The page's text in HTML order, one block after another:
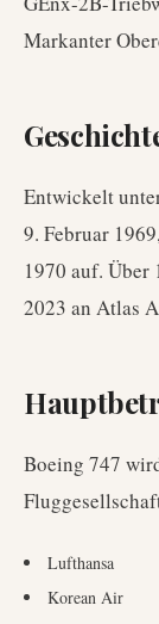
Markanter
Entwickelt
9. Februar
1970 auf. Über
2023 an Atlas
Boeing 747
Lufthansa
Korean Air